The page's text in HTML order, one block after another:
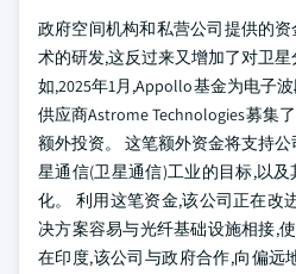
政府空间机构和私营公司提供的
术的研发,这反过来又增加了对卫
如,2025年1月,Appollo基金为电子
供应商Astrome Technologies募集
额外投资。 这笔额外资金将支持
星通信(卫星通信)工业的目标,以
化。 利用这笔资金,该公司正在改
决方案容易与光纤基础设施相接,
在印度,该公司与政府合作,向偏远